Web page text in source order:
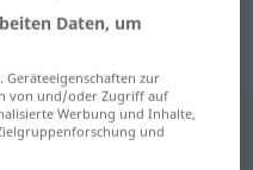
Daten, um
Geräteeigenschaften zur
von und/oder Zugriff auf
Werbung und Inhalte,
und